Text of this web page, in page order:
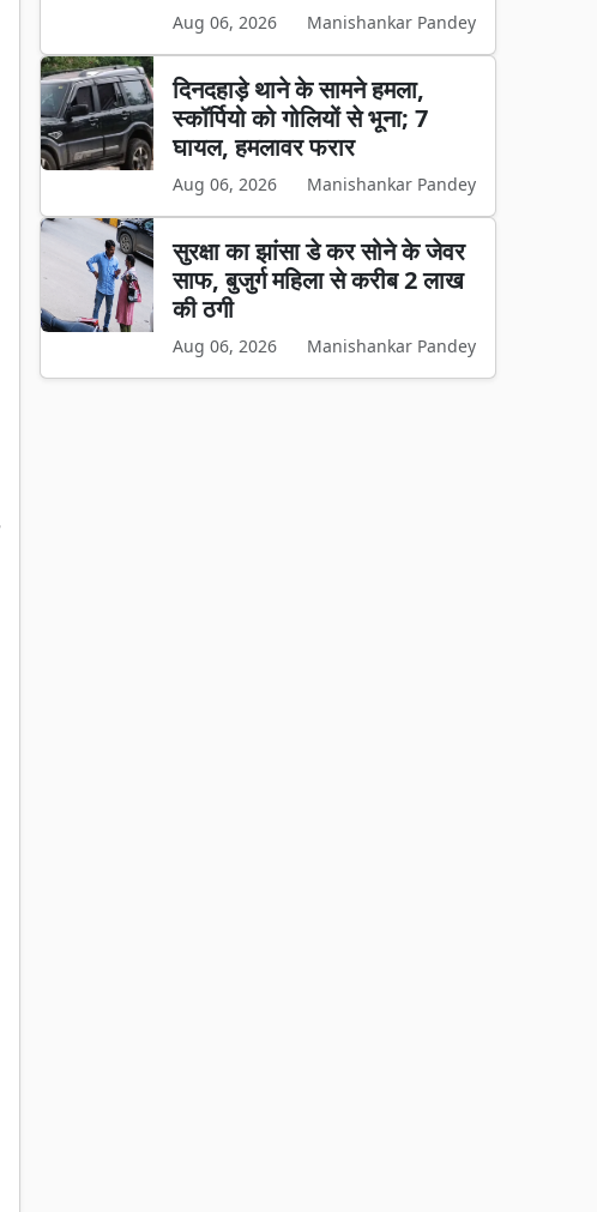
Aug 06, 2026 Manishankar Pandey
दिनदहाड़े थाने के सामने हमला,
स्कॉर्पियो को गोलियों से भूना; 7
घायल, हमलावर फरार
Aug 06, 2026 Manishankar Pandey
सुरक्षा का झांसा डे कर सोने के जेवर
साफ, बुजुर्ग महिला से करीब 2 लाख
की ठगी
Aug 06, 2026 Manishankar Pandey